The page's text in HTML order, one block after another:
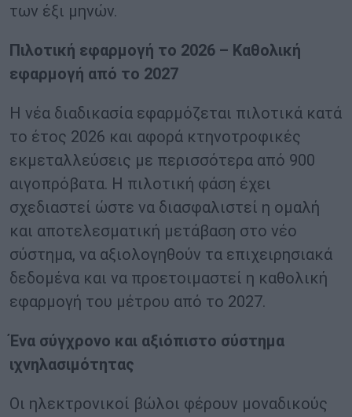
των έξι μηνών.
Πιλοτική εφαρμογή το 2026 – Καθολική
εφαρμογή από το 2027
Η νέα διαδικασία εφαρμόζεται πιλοτικά κατά
το έτος 2026 και αφορά κτηνοτροφικές
εκμεταλλεύσεις με περισσότερα από 900
αιγοπρόβατα. Η πιλοτική φάση έχει
σχεδιαστεί ώστε να διασφαλιστεί η ομαλή
και αποτελεσματική μετάβαση στο νέο
σύστημα, να αξιολογηθούν τα επιχειρησιακά
δεδομένα και να προετοιμαστεί η καθολική
εφαρμογή του μέτρου από το 2027.
Ένα σύγχρονο και αξιόπιστο σύστημα
ιχνηλασιμότητας
Οι ηλεκτρονικοί βώλοι φέρουν μοναδικούς